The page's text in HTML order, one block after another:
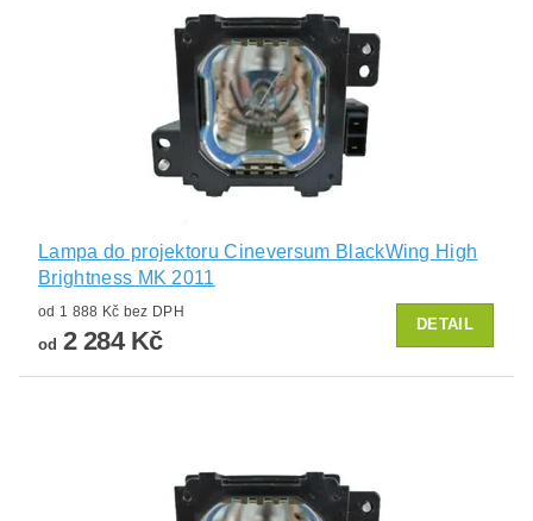
Lampa do projektoru Cineversum BlackWing High
Brightness MK 2011
od 1 888 Kč bez DPH
od 2 284 Kč
DETAIL